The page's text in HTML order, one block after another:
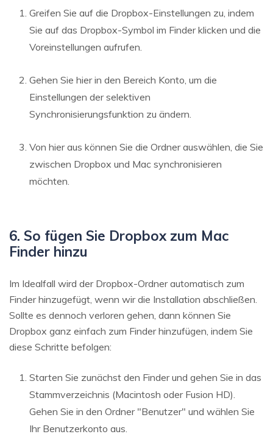
Greifen Sie auf die Dropbox-Einstellungen zu, indem
Sie auf das Dropbox-Symbol im Finder klicken und die
Voreinstellungen aufrufen.
Gehen Sie hier in den Bereich Konto, um die
Einstellungen der selektiven
Synchronisierungsfunktion zu ändern.
Von hier aus können Sie die Ordner auswählen, die Sie
zwischen Dropbox und Mac synchronisieren
möchten.
6. So fügen Sie Dropbox zum Mac
Finder hinzu
Im Idealfall wird der Dropbox-Ordner automatisch zum
Finder hinzugefügt, wenn wir die Installation abschließen.
Sollte es dennoch verloren gehen, dann können Sie
Dropbox ganz einfach zum Finder hinzufügen, indem Sie
diese Schritte befolgen:
Starten Sie zunächst den Finder und gehen Sie in das
Stammverzeichnis (Macintosh oder Fusion HD).
Gehen Sie in den Ordner "Benutzer" und wählen Sie
Ihr Benutzerkonto aus.